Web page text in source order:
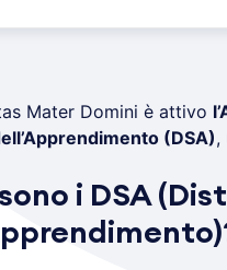
Mater Domini è attivo
(DSA),
i DSA